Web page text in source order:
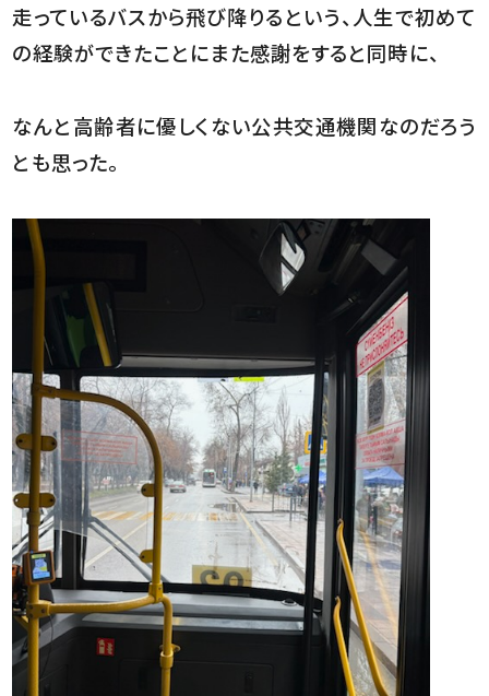
走っているバスから飛び降りるという、人生で初めて
の経験ができたことにまた感謝をすると同時に、
なんと高齢者に優しくない公共交通機関なのだろう
とも思った。